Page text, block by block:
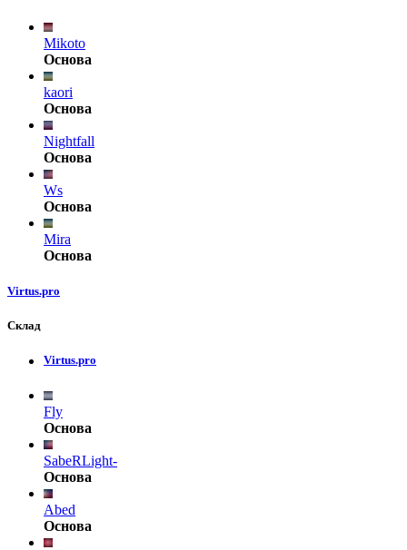
Mikoto
Основа
kaori
Основа
Nightfall
Основа
Ws
Основа
Mira
Основа
Virtus.pro
Склад
Virtus.pro
Fly
Основа
SabeRLight-
Основа
Abed
Основа